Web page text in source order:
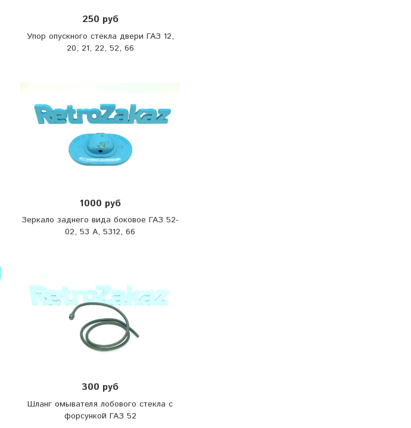
250 руб
Упор опускного стекла двери ГАЗ 12,
20, 21, 22, 52, 66
1000 руб
Зеркало заднего вида боковое ГАЗ 52-
02, 53 А, 5312, 66
300 руб
Шланг омывателя лобового стекла с
форсункой ГАЗ 52